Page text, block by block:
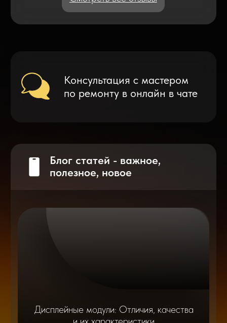
Разблокировка iPhone
на смартфоне?